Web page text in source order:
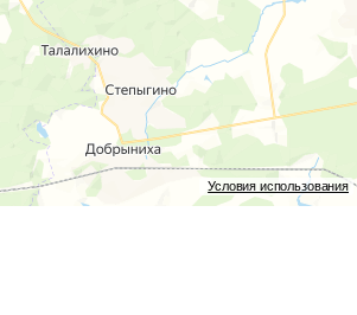
Условия использования